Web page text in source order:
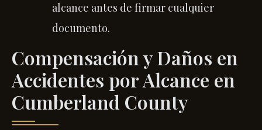
alcance antes de firmar cualquier
documento.
Compensación y Daños en
Accidentes por Alcance en
Cumberland County